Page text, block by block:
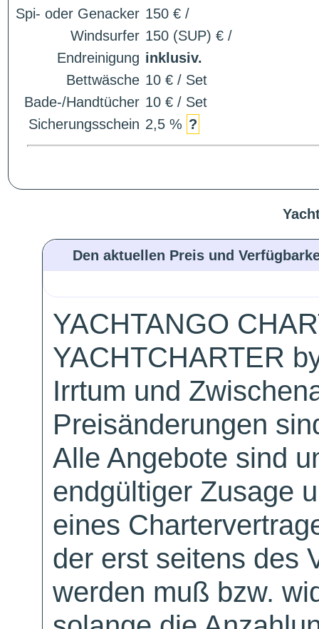
Spi- oder Genacker 150 € /
Windsurfer 150 (SUP) € /
Endreinigung inklusiv.
Bettwäsche 10 € / Set
Bade-/Handtücher 10 € / Set
Sicherungsschein 2,5 % ?
Den aktuellen Preis und
YACHTANGO
YACHTCHARTER
Irrtum und
Preisänderungen
Alle Angebote sind
endgültiger Zusage
eines
der erst seitens des
werden muß bzw.